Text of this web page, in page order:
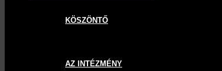
KÖSZÖNTŐ
AZ INTÉZMÉNY